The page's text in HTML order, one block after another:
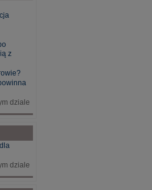
z
dziale
dziale